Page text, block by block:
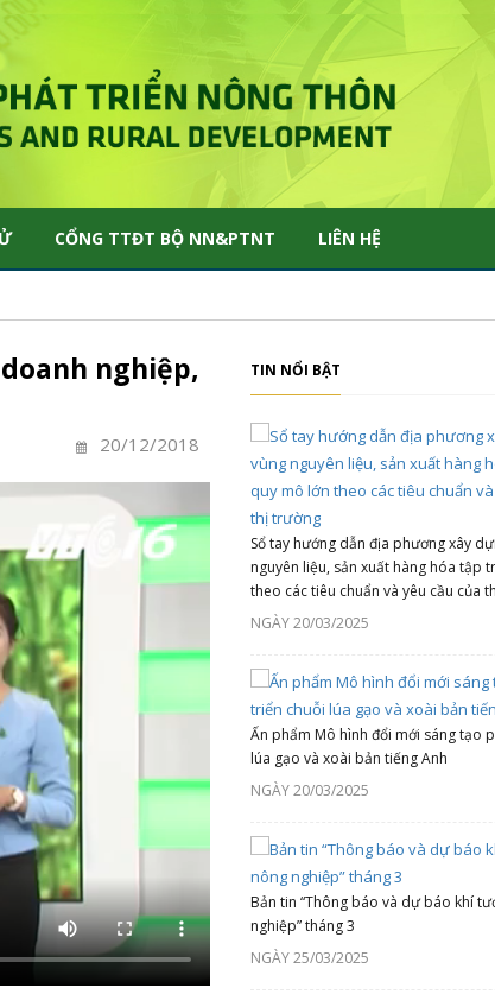
CỔNG TTĐT BỘ NN&PTNT LIÊN HỆ
nghiệp,
20/12/2018
TIN NỔI BẬT
Sổ tay hướng dẫn địa phương xây
nguyên liệu, sản xuất hàng hóa tập
theo các tiêu chuẩn và yêu cầu của
NGÀY 20/03/2025
Ấn phẩm Mô hình đổi mới sáng tạo
lúa gạo và xoài bản tiếng Anh
NGÀY 20/03/2025
Bản tin “Thông báo và dự báo khí
nghiệp” tháng 3
NGÀY 25/03/2025